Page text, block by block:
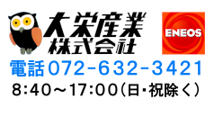
コ
ン
テ
ン